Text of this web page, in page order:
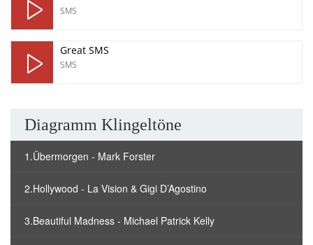
SMS
Great SMS
SMS
Diagramm Klingeltöne
1.Übermorgen - Mark Forster
2.Hollywood - La Vision & Gigi D’Agostino
3.Beautiful Madness - Michael Patrick Kelly